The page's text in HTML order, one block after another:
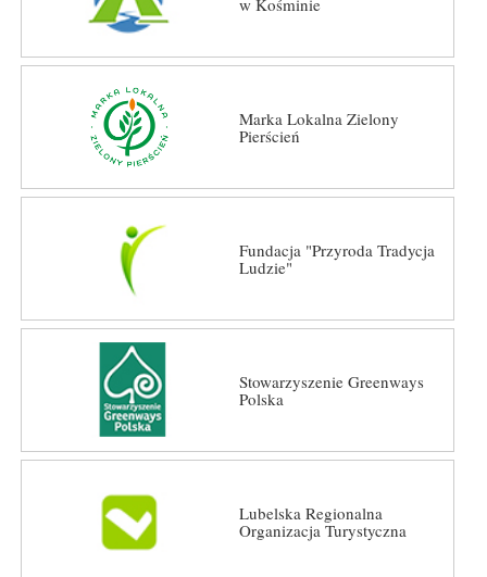
w Kośminie
Marka Lokalna Zielony
Pierścień
Fundacja "Przyroda Tradycja
Ludzie"
Stowarzyszenie Greenways
Polska
Lubelska Regionalna
Organizacja Turystyczna